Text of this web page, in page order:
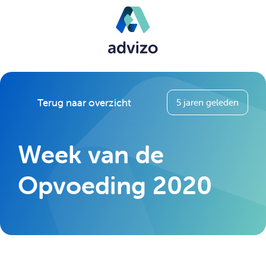
Terug naar overzicht 5 jaren geleden
Week van de
Opvoeding 2020